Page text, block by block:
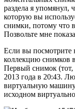
раздела я упомянул,
которую вы
снимки, потому что
Позвольте мне
Если вы
коллекцию снимков
Первый снимок (тот,
2013 года в 20:43.
виртуальную
исходном